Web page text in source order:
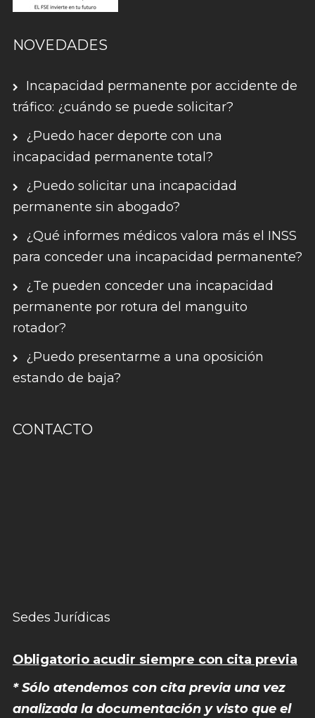
NOVEDADES
Incapacidad permanente por accidente de
tráfico: ¿cuándo se puede solicitar?
¿Puedo hacer deporte con una
incapacidad permanente total?
¿Puedo solicitar una incapacidad
permanente sin abogado?
¿Qué informes médicos valora más el INSS
para conceder una incapacidad permanente?
¿Te pueden conceder una incapacidad
permanente por rotura del manguito
rotador?
¿Puedo presentarme a una oposición
estando de baja?
CONTACTO
Sedes Jurídicas
Obligatorio acudir siempre con cita previa
* Sólo atendemos con cita previa una vez
analizada la documentación y visto que el